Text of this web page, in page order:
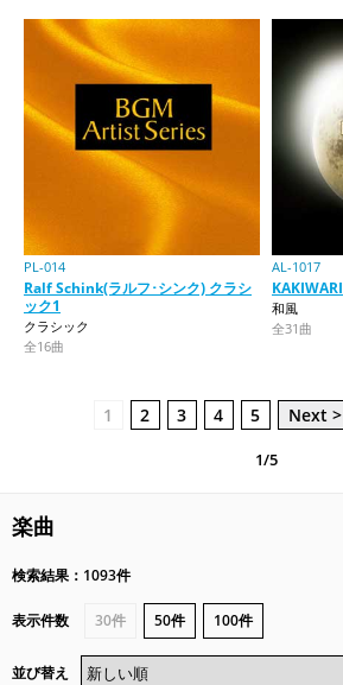
PL-014
Ralf Schink(ラルフ･シンク) クラシ
ック1
クラシック
全16曲
AL-1017
KAKIWARI
和風
全31曲
1 2 3 4 5 Next >
1/5
楽曲
検索結果：1093件
表示件数 30件 50件 100件
並び替え